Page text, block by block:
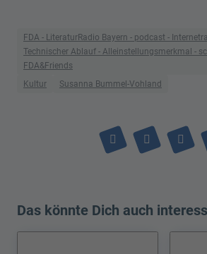
FDA - LiteraturRadio Bayern - podcast -
Technischer Ablauf - Alleinstellungsmerkmal -
FDA&Friends
Kultur
Susanna Bummel-Vohland
Das könnte Dich auch